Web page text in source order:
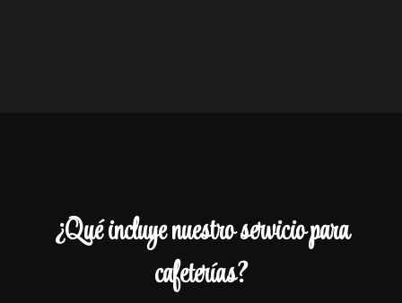
¿Qué incluye nuestro servicio para
cafeterías?